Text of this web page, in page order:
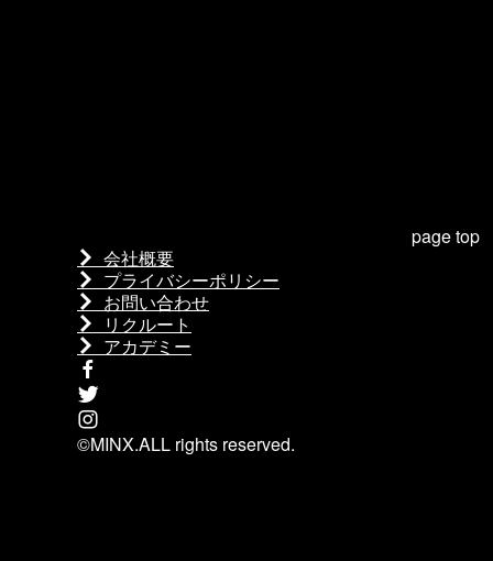
page top
会社概要
プライバシーポリシー
お問い合わせ
リクルート
アカデミー
©MINX.ALL rights reserved.